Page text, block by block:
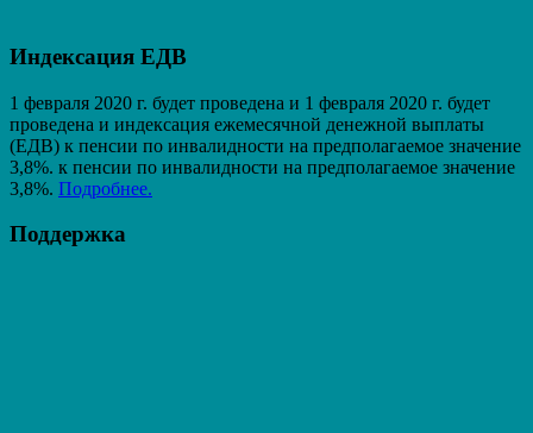
Индексация ЕДВ
1 февраля 2020 г. будет проведена и 1 февраля 2020 г. будет
проведена и индексация ежемесячной денежной выплаты
(ЕДВ) к пенсии по инвалидности на предполагаемое значение
3,8%. к пенсии по инвалидности на предполагаемое значение
3,8%. Подробнее.
Поддержка